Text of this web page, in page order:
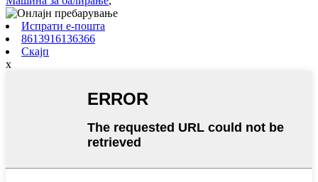
Испрати е-пошта
8613916136366
Скајп
x